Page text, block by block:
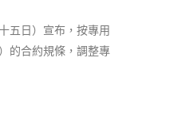
五日）宣布，按專用
的合約規條，調整專